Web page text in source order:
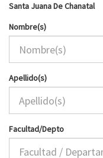
Santa Juana De Chanatal
Nombre(s)
Apellido(s)
Facultad/Depto